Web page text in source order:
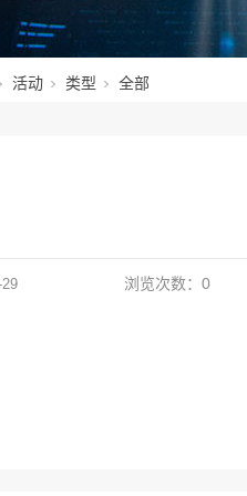
活动 类型 全部
浏览次数： 0